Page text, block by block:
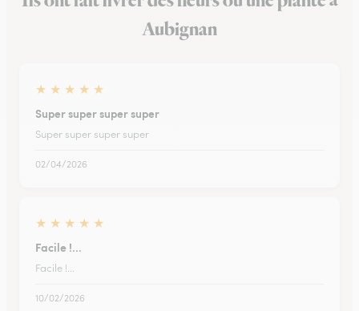
Aubignan
★ ★ ★ ★ ★
Super super super super
Super super super super
02/04/2026
★ ★ ★ ★ ★
Facile !...
Facile !...
10/02/2026